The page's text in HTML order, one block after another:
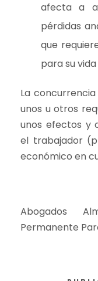
afecta a
pérdidas
que
para su
La
unos u otros
unos efectos y
el trabajador
económico en
Abogados
Permanente